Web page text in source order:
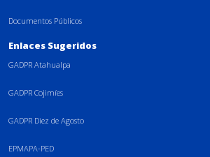
Documentos Públicos
Enlaces Sugeridos
GADPR Atahualpa
GADPR Cojimíes
GADPR Diez de Agosto
EPMAPA-PED